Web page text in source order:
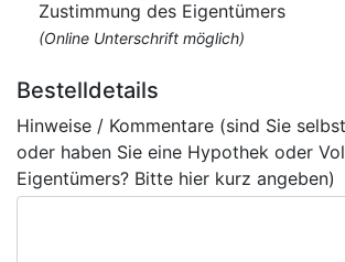
Zustimmung des Eigentümers
(Online Unterschrift möglich)
Bestelldetails
Hinweise / Kommentare (sind Sie
oder haben Sie eine Hypothek oder
Eigentümers? Bitte hier kurz angeben)